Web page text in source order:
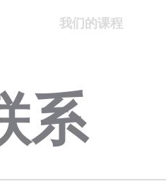
我们的课程
系